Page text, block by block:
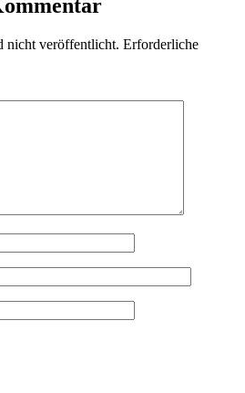
nicht veröffentlicht. Erforderliche